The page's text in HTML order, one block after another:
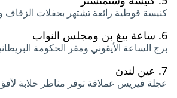
كنيسة قوطية رائعة تشتهر بحفلات الزفاف
6. ساعة بيغ بن ومجلس النواب
برج الساعة الأيقوني ومقر الحكومة
7. عين لندن
عجلة فيريس عملاقة توفر مناظر خلابة لأفق